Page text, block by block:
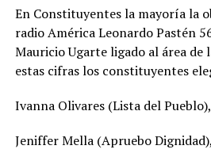
En Constituyentes la mayoría la
radio América Leonardo Pastén
Mauricio Ugarte ligado al área de
estas cifras los constituyentes
Ivanna Olivares (Lista del Pueblo),
Jeniffer Mella (Apruebo Dignidad),